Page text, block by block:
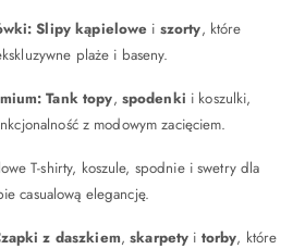
Slipy kąpielowe i szorty, które
plaże i baseny.
Tank topy, spodenki i koszulki,
z modowym zacięciem.
T-shirty, koszule, spodnie i swetry dla
casualową elegancję.
z daszkiem,skarpety i torby, które